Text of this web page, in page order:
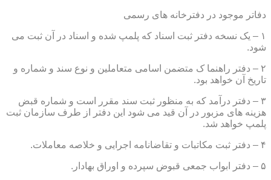
دفاتر موجود در دفترخانه های رسمی
۱ – یک نسخه دفتر ثبت اسناد که پلمپ شده و اسناد در آن ثبت می
شود.
۲ – دفتر راهنما ک متضمن اسامی متعاملین و نوع سند و شماره و
تاریخ آن خواهد بود.
۳ – دفتر درآمد که به منظور ثبت سند مقرر است و شماره قبض
هزینه های مزبور در آن قید می شود این دفتر از طرف سازمان ثبت
پلمپ خواهد شد.
۴ – دفتر ثبت مکاتبات و تقاضانامه اجرایی و خلاصه معاملات.
۵ – دفتر ابواب جمعی قبوض سپرده و اوراق بهادار.